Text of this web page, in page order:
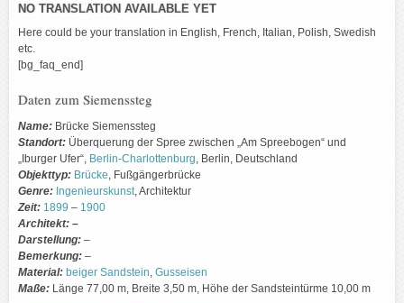
NO TRANSLATION AVAILABLE YET
Here could be your translation in English, French, Italian, Polish, Swedish
etc.
[bg_faq_end]
Daten zum Siemenssteg
Name: Brücke Siemenssteg
Standort: Überquerung der Spree zwischen „Am Spreebogen“ und
„Iburger Ufer“, Berlin-Charlottenburg, Berlin, Deutschland
Objekttyp: Brücke, Fußgängerbrücke
Genre: Ingenieurskunst, Architektur
Zeit: 1899 – 1900
Architekt: –
Darstellung: –
Bemerkung: –
Material: beiger Sandstein, Gusseisen
Maße: Länge 77,00 m, Breite 3,50 m, Höhe der Sandsteintürme 10,00 m